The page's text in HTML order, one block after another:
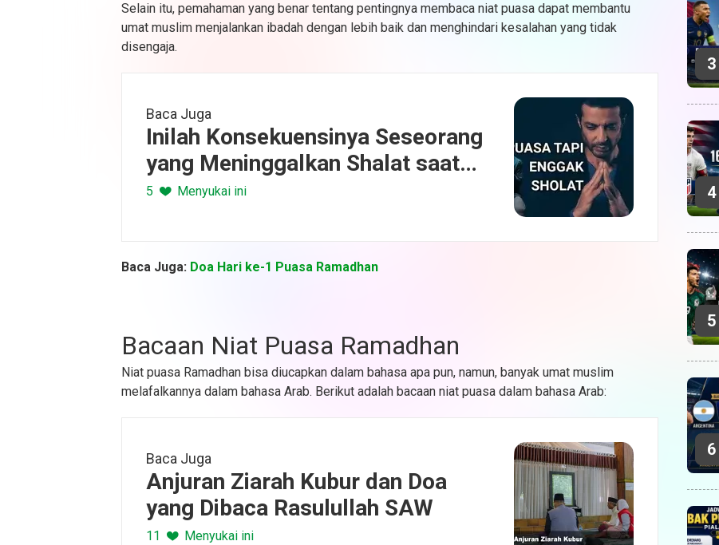
Selain itu, pemahaman yang benar tentang pentingnya membaca niat puasa dapat membantu
umat muslim menjalankan ibadah dengan lebih baik dan menghindari kesalahan yang tidak
disengaja.
Baca Juga
Inilah Konsekuensinya Seseorang
yang Meninggalkan Shalat saat
Berpuasa
5 Menyukai ini
Baca Juga: Doa Hari ke-1 Puasa Ramadhan
Bacaan Niat Puasa Ramadhan
Niat puasa Ramadhan bisa diucapkan dalam bahasa apa pun, namun, banyak umat muslim
melafalkannya dalam bahasa Arab. Berikut adalah bacaan niat puasa dalam bahasa Arab:
Baca Juga
Anjuran Ziarah Kubur dan Doa
yang Dibaca Rasulullah SAW
11 Menyukai ini
3
4
5
6